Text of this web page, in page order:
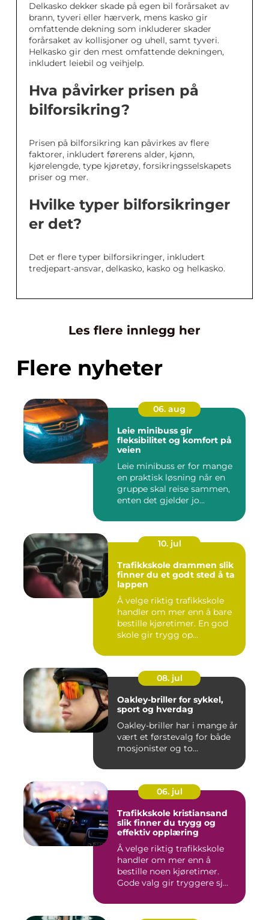
Delkasko dekker skade på egen bil forårsaket av
brann, tyveri eller hærverk, mens kasko gir
omfattende dekning som inkluderer skader
forårsaket av kollisjoner og uhell, samt tyveri.
Helkasko gir den mest omfattende dekningen,
inkludert leiebil og veihjelp.
Hva påvirker prisen på
bilforsikring?
Prisen på bilforsikring kan påvirkes av flere
faktorer, inkludert førerens alder, kjønn,
kjørelengde, type kjøretøy, forsikringsselskapets
priser og mer.
Hvilke typer bilforsikringer
er det?
Det er flere typer bilforsikringer, inkludert
tredjepart-ansvar, delkasko, kasko og helkasko.
Les flere innlegg her
Flere nyheter
06. aug
Leie minibuss gir
fleksibilitet og komfort på
veien
Leie minibuss er for mange
en praktisk løsning når en
gruppe skal reise sammen,
enten det gjelder jo...
10. jul
Trafikkskole drammen slik
finner du et godt sted å ta
lappen
Å velge riktig trafikkskole
handler om mer enn å bare
bestille kjøretimer. En god
skole gir trygg op...
08. jul
Oakley-briller for sykkel,
sport og hverdag
Oakley-briller har i mange år
vært et førstevalg for både
mosjonister og to...
06. jul
Trafikkskole kristiansand
slik finner du trygg og
effektiv opplæring
Å velge riktig trafikkskole
handler om mer enn å
bestille noen kjøretimer.
Gode valg gir tryggere sj...